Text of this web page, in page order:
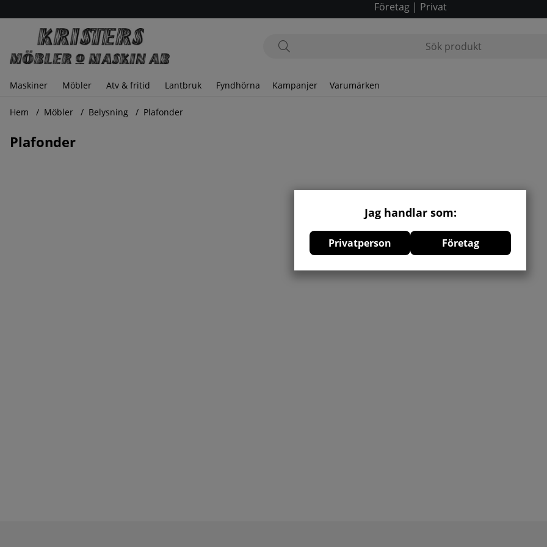
Jag handlar som:
Privatperson Företag
Företag| Privat
Maskiner Möbler Atv & fritid Lantbruk Fyndhörna Kampanjer Varumärken
Hem Möbler Belysning Plafonder
Plafonder